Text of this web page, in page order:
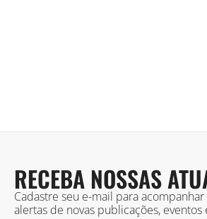
RECEBA NOSSAS
Cadastre seu e-mail para acompanhar
alertas de novas publicações, eventos